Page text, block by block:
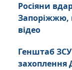
Росіяни
Запоріжжю,
відео
Генштаб ЗСУ
захоплення